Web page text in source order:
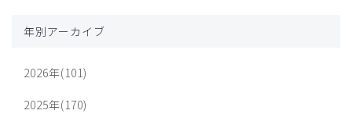
年別アーカイブ
2026年(101)
2025年(170)